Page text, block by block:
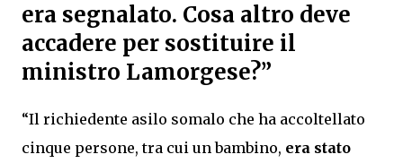
era segnalato. Cosa altro deve
accadere per sostituire il
ministro Lamorgese?”
“Il richiedente asilo somalo che ha accoltellato
cinque persone, tra cui un bambino, era stato